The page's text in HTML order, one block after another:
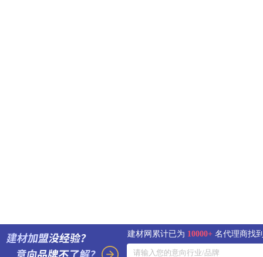
建材网累计已为 10000+ 名代理商找